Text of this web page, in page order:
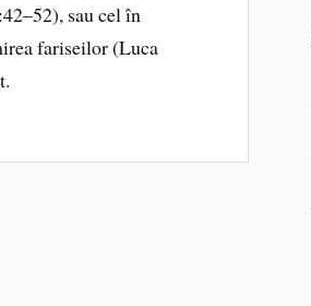
sau cel în
fariseilor (Luca